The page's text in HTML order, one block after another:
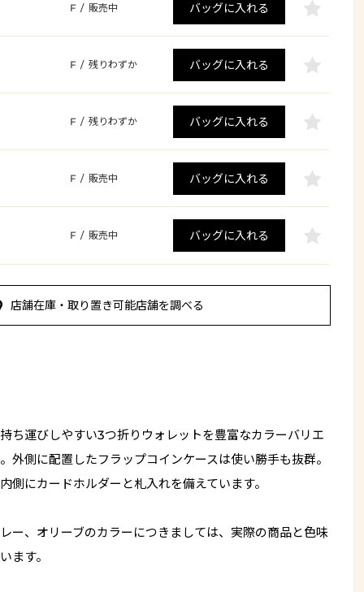
F / 販売中 バッグに入れる
F / 残りわずか バッグに入れる
F / 残りわずか バッグに入れる
F / 販売中 バッグに入れる
F / 販売中 バッグに入れる
店舗在庫・取り置き可能店舗を調べる
ち運びしやすい3つ折りウォレットを豊富なカラーバリエ
外側に配置したフラップコインケースは使い勝手も抜群。
側にカードホルダーと札入れを備えています。
ー、オリーブのカラーにつきましては、実際の商品と色味
ます。